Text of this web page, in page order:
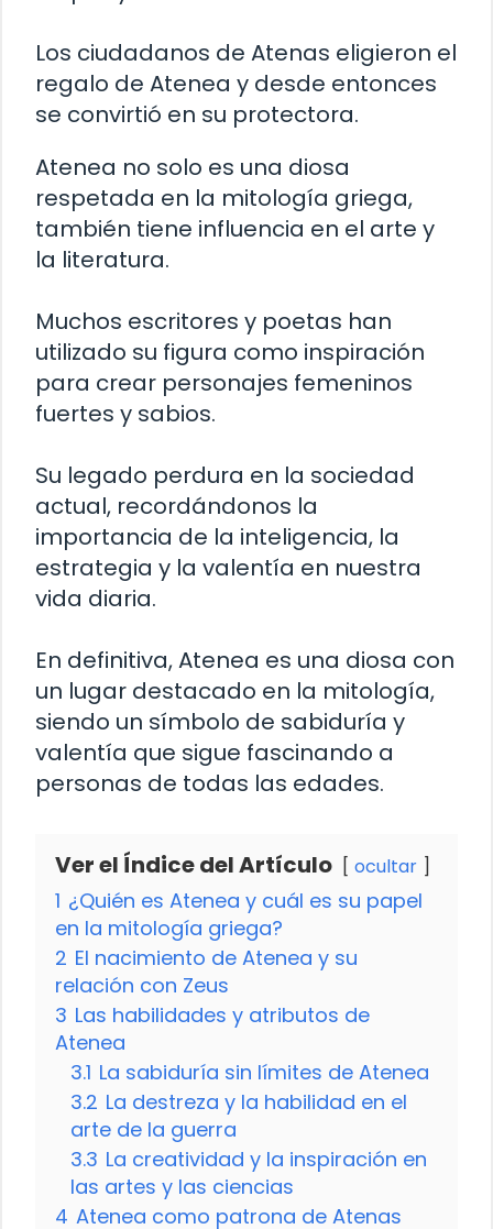
Los ciudadanos de Atenas eligieron el
regalo de Atenea y desde entonces
se convirtió en su protectora.
Atenea no solo es una diosa
respetada en la mitología griega,
también tiene influencia en el arte y
la literatura.
Muchos escritores y poetas han
utilizado su figura como inspiración
para crear personajes femeninos
fuertes y sabios.
Su legado perdura en la sociedad
actual, recordándonos la
importancia de la inteligencia, la
estrategia y la valentía en nuestra
vida diaria.
En definitiva, Atenea es una diosa con
un lugar destacado en la mitología,
siendo un símbolo de sabiduría y
valentía que sigue fascinando a
personas de todas las edades.
Ver el Índice del Artículo ocultar
1 ¿Quién es Atenea y cuál es su papel
en la mitología griega?
2 El nacimiento de Atenea y su
relación con Zeus
3 Las habilidades y atributos de
Atenea
3.1 La sabiduría sin límites de Atenea
3.2 La destreza y la habilidad en el
arte de la guerra
3.3 La creatividad y la inspiración en
las artes y las ciencias
4 Atenea como patrona de Atenas